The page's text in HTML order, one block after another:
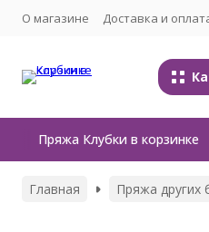
О магазине Доставка и
Пряжа Клубки в корзинке
Главная Пряжа других